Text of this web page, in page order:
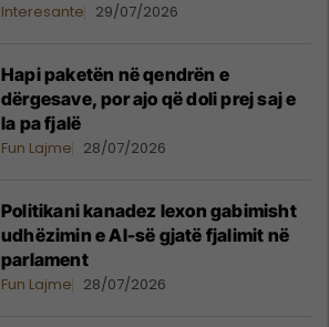
Interesante 29/07/2026
Hapi paketën në qendrën e
dërgesave, por ajo që doli prej saj e
la pa fjalë
Fun Lajme 28/07/2026
Politikani kanadez lexon gabimisht
udhëzimin e AI-së gjatë fjalimit në
parlament
Fun Lajme 28/07/2026